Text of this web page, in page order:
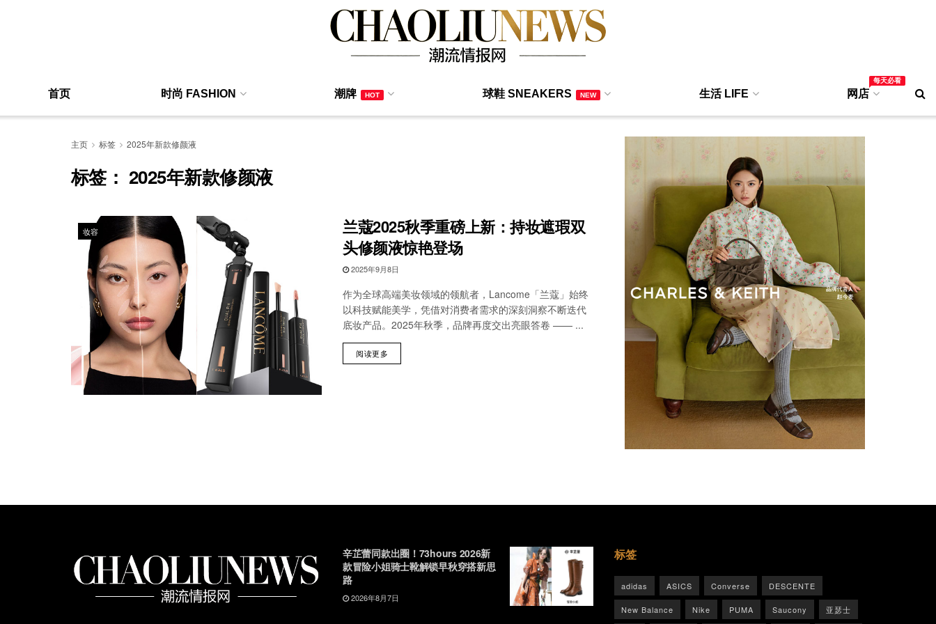
首页 时尚 FASHION 潮牌 HOT 球鞋 SNEAKERS NEW 生活 LIFE 网店
每天必看
主页 标签 2025年新款修颜液
标签： 2025年新款修颜液
妆容
兰蔻2025秋季重磅上新：持妆遮瑕双
头修颜液惊艳登场
2025年9月8日
作为全球高端美妆领域的领航者，Lancome「兰蔻」始终
以科技赋能美学，凭借对消费者需求的深刻洞察不断迭代
底妆产品。2025年秋季，品牌再度交出亮眼答卷 —— ...
阅读更多
辛芷蕾同款出圈！73hours 2026新
款冒险小姐骑士靴解锁早秋穿搭新思
路
2026年8月7日
标签
adidas ASICS Converse DESCENTE
New Balance Nike PUMA Saucony 亚瑟士